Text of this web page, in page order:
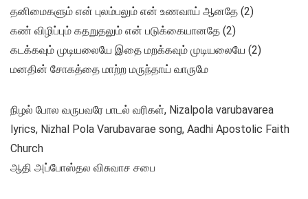
தனிமைகளும் என் புலம்பலும் என் உணவாய் ஆனதே (2)
கண் விழிப்பும் கதறுதலும் என் படுக்கையானதே (2)
கடக்கவும் முடியலையே இதை மறக்கவும் முடியலையே (2)
மனதின் சோகத்தை மாற்ற மருந்தாய் வாருமே
நிழல் போல வருபவரே பாடல் வரிகள், Nizalpola varubavarea
lyrics, Nizhal Pola Varubavarae song, Aadhi Apostolic Faith
Church
ஆதி அப்போஸ்தல விசுவாச சபை